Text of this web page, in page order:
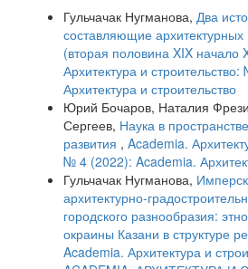
Гульчачак Нугманова, Два
составляющие архитектурных
(вторая половина XIX начало
Архитектура и
Архитектура и строительство
Юрий Бочаров, Наталия
Сергеев, Наука в
развития , Academia.
№ 4 (2022): Academia.
Гульчачак Нугманова,
архитектурно-
городского разнообразия:
окраины Казани в структуре
Academia. Архитектура и